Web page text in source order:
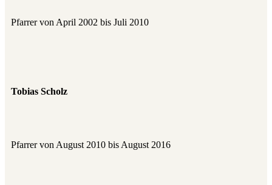
Pfarrer von April 2002 bis Juli 2010
Tobias Scholz
Pfarrer von August 2010 bis August 2016